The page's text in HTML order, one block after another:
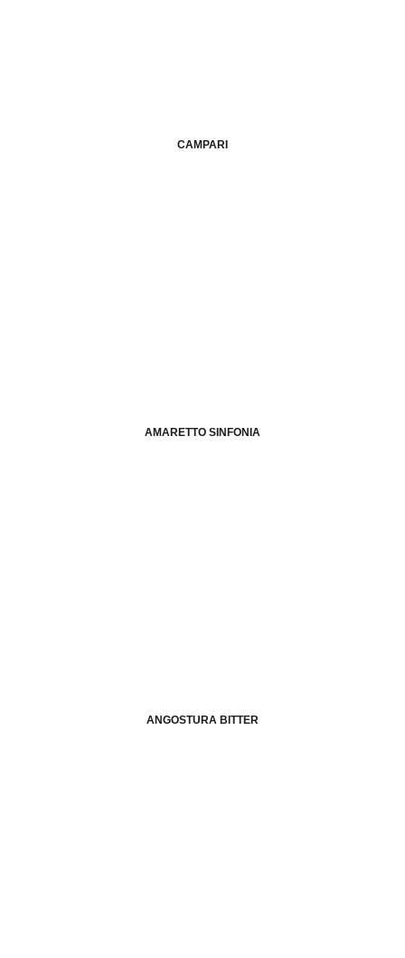
CAMPARI
AMARETTO SINFONIA
ANGOSTURA BITTER